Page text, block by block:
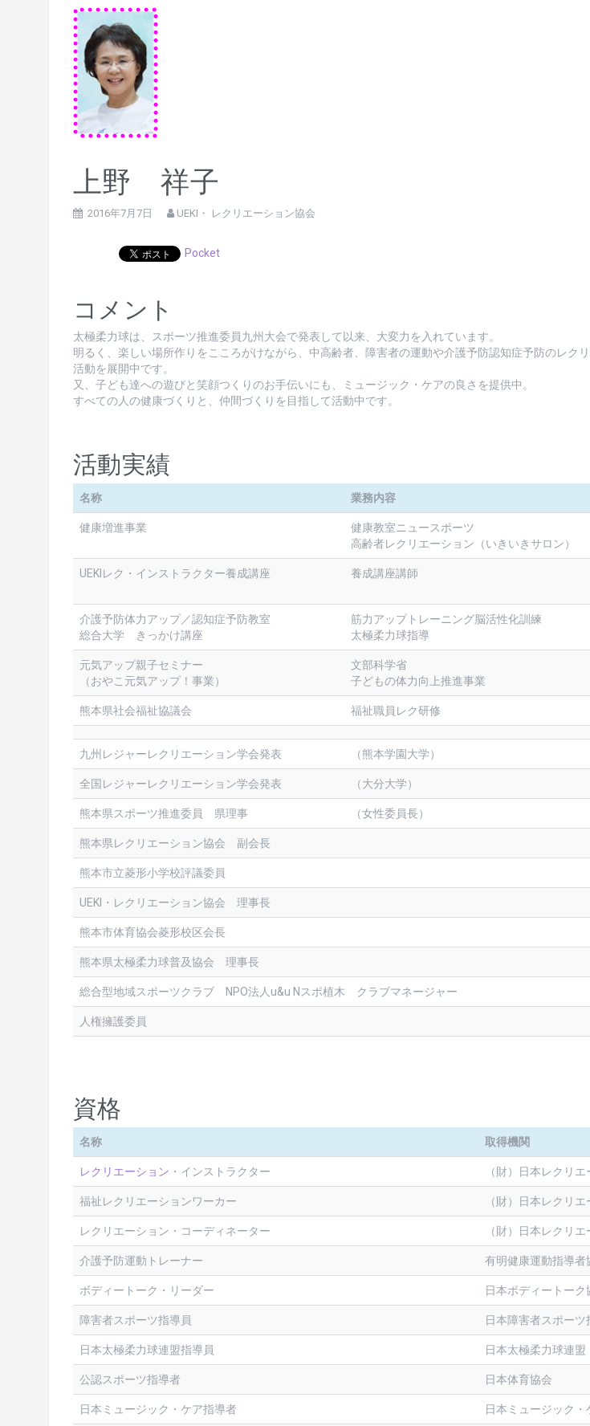
上野 祥子
2016年7月7日 UEKI・ レクリエーション協会
Pocket
コメント
太極柔力球は、スポーツ推進委員九州大会で発表して以来、大変力を入れています。
明るく、楽しい場所作りをこころがけながら、中高齢者、障害者の運動や介護予防認知症予防のレク
活動を展開中です。
又、子ども達への遊びと笑顔つくりのお手伝いにも、ミュージック・ケアの良さを提供中。
すべての人の健康づくりと、仲間づくりを目指して活動中です。
活動実績
名称 業務内容
健康増進事業
健康教室ニュースポーツ
高齢者レクリエーション（いきいきサロン）
UEKIレク・インストラクター養成講座 養成講座講師
介護予防体力アップ／認知症予防教室
総合大学 きっかけ講座
筋力アップトレーニング脳活性化訓練
太極柔力球指導
元気アップ親子セミナー
（おやこ元気アップ！事業）
文部科学省
子どもの体力向上推進事業
熊本県社会福祉協議会 福祉職員レク研修
九州レジャーレクリエーション学会発表 （熊本学園大学）
全国レジャーレクリエーション学会発表 （大分大学）
熊本県スポーツ推進委員 県理事 （女性委員長）
熊本県レクリエーション協会 副会長
熊本市立菱形小学校評議委員
UEKI・レクリエーション協会 理事長
熊本市体育協会菱形校区会長
熊本県太極柔力球普及協会 理事長
総合型地域スポーツクラブ NPO法人u&u Nスポ植木 クラブマネージャー
人権擁護委員
資格
名称 取得機関
レクリエーション ・インストラクター （財）日本レクリ
福祉レクリエーションワーカー （財）日本レクリ
レクリエーション・コーディネーター （財）日本レクリ
介護予防運動トレーナー 有明健康運動指導者
ボディートーク・リーダー 日本ボディートーク
障害者スポーツ指導員 日本障害者スポーツ
日本太極柔力球連盟指導員 日本太極柔力球連盟
公認スポーツ指導者 日本体育協会
日本ミュージック・ケア指導者 日本ミュージック・